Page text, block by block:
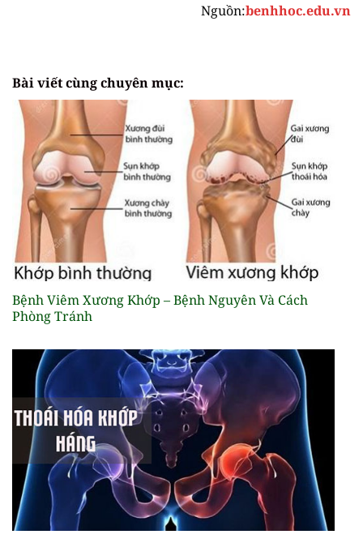
Nguồn:benhhoc.edu.vn
Bài viết cùng chuyên mục:
Bệnh Viêm Xương Khớp – Bệnh Nguyên Và Cách
Phòng Tránh